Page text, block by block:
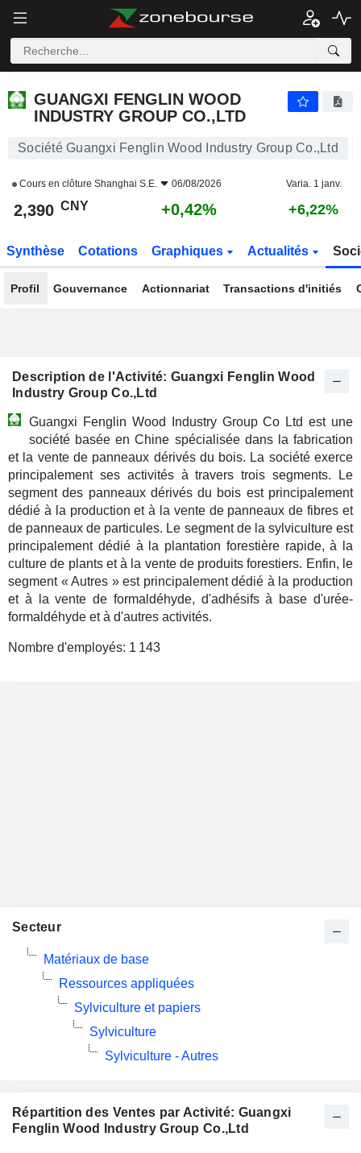
GUANGXI FENGLIN WOOD
INDUSTRY GROUP CO.,LTD
Société Guangxi Fenglin Wood Industry Group Co.,Ltd
Cours en clôture Shanghai S.E. 06/08/2026 Varia. 1 janv.
2,390 CNY +0,42% +6,22%
Synthèse Cotations Graphiques Actualités
Profil Gouvernance Actionnariat Transactions d'initiés
Description de l'Activité: Guangxi Fenglin Wood
Industry Group Co.,Ltd
Guangxi Fenglin Wood Industry Group Co Ltd est une
société basée en Chine spécialisée dans la fabrication
et la vente de panneaux dérivés du bois. La société exerce
principalement ses activités à travers trois segments. Le
segment des panneaux dérivés du bois est principalement
dédié à la production et à la vente de panneaux de fibres et
de panneaux de particules. Le segment de la sylviculture est
principalement dédié à la plantation forestière rapide, à la
culture de plants et à la vente de produits forestiers. Enfin, le
segment « Autres » est principalement dédié à la production
et à la vente de formaldéhyde, d'adhésifs à base d'urée-
formaldéhyde et à d'autres activités.
Nombre d'employés: 1 143
Répartition des Ventes par Activité: Guangxi
Fenglin Wood Industry Group Co.,Ltd
Secteur
Matériaux de base
Ressources appliquées
Sylviculture et papiers
Sylviculture
Sylviculture - Autres